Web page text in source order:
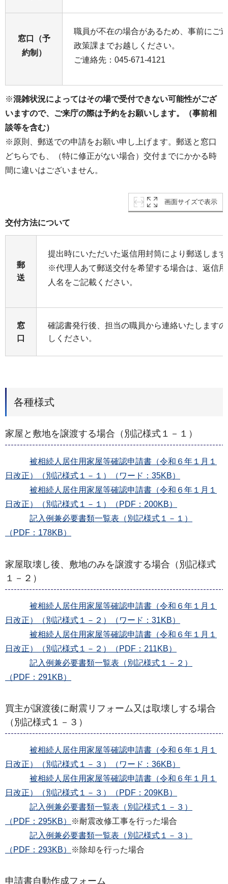
窓口（予
約制）
職員が不在の場合があるため、事前にご
政策課までお越しください。
ご連絡先：045-671-4121
※混雑状況によってはその場で受付できない可能性がござ
いますので、ご来庁の際は予約をお願いします。（事前相
談等を含む）
※原則、郵送での申請をお願い申し上げます。郵送と窓口
どちらでも、（特に修正がない場合）交付までにかかる時
間に違いはございません。
画面サイズで表示
交付方法について
郵
送
提出時にいただいた返信用封筒により郵送しま
※代理人あて郵送交付を希望する場合は、返信
人名をご記載ください。
窓
口
確認書発行後、担当の職員から連絡いたします
しください。
各種様式
家屋と敷地を譲渡する場合（別記様式１－１）
被相続人居住用家屋等確認申請書（令和６年１月１
日改正）（別記様式１－１）（ワード：35KB）
被相続人居住用家屋等確認申請書（令和６年１月１
日改正）（別記様式１－１）（PDF：200KB）
記入例兼必要書類一覧表（別記様式１－１）
（PDF：178KB）
家屋取壊し後、敷地のみを譲渡する場合（別記様式
１－２）
被相続人居住用家屋等確認申請書（令和６年１月１
日改正）（別記様式１－２）（ワード：31KB）
被相続人居住用家屋等確認申請書（令和６年１月１
日改正）（別記様式１－２）（PDF：211KB）
記入例兼必要書類一覧表（別記様式１－２）
（PDF：291KB）
買主が譲渡後に耐震リフォーム又は取壊しする場合
（別記様式１－３）
被相続人居住用家屋等確認申請書（令和６年１月１
日改正）（別記様式１－３）（ワード：36KB）
被相続人居住用家屋等確認申請書（令和６年１月１
日改正）（別記様式１－３）（PDF：209KB）
記入例兼必要書類一覧表（別記様式１－３）
（PDF：295KB）
※耐震改修工事を行った場合
記入例兼必要書類一覧表（別記様式１－３）
（PDF：293KB）
※除却を行った場合
申請書自動作成フォーム